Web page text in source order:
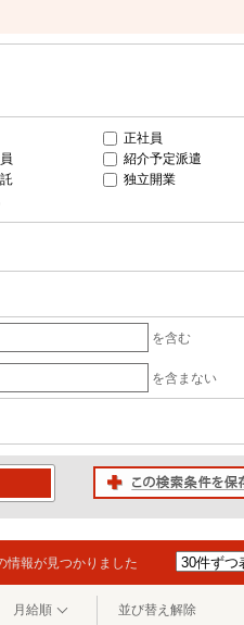
正社員
紹介予定派遣
独立開業
を含む
を含まない
情報が見つかりました
月給順 並び替え解除